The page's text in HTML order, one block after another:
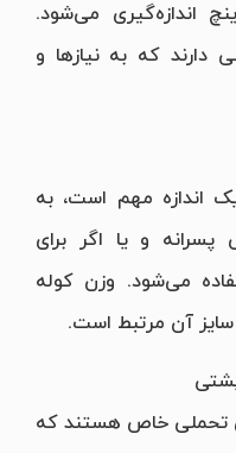
اندازه‌گیری می‌شود.
دارند که به نیازها و
اندازه‌ مهم است، به
و یا اگر برای
می‌شود. وزن کوله
آن مرتبط است.
تحملی خاص هستند که